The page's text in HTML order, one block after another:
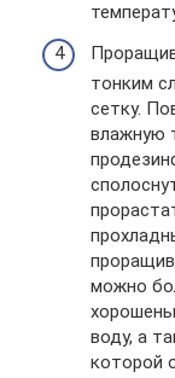
тонким
сетку.
влажную
можно
воду, а
которой